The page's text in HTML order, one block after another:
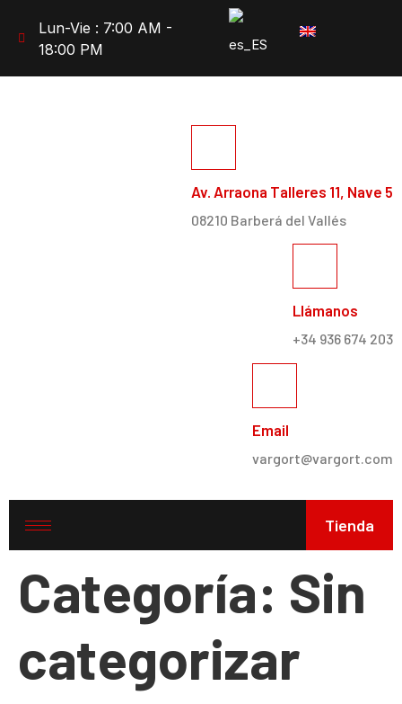
Lun-Vie : 7:00 AM -
18:00 PM
Av. Arraona Talleres 11, Nave 5
08210 Barberá del Vallés
Llámanos
+34 936 674 203
Email
vargort@vargort.com
Tienda
Categoría: Sin
categorizar